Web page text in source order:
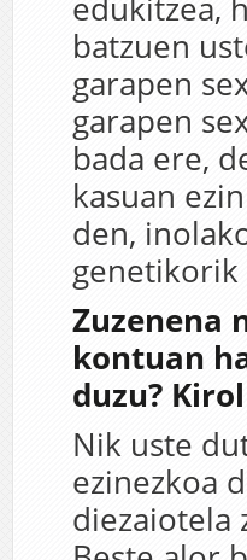
edukitzea,
batzuen
garapen
garapen
bada ere,
kasuan
den,
Zuzenena
kontuan
duzu?
Nik uste
ezinezkoa
diezaiotela